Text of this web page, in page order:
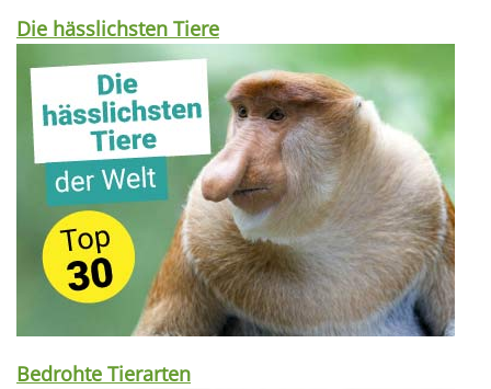
Die hässlichsten Tiere
Bedrohte Tierarten